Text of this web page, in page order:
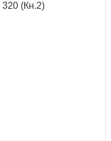
320 (Кн.2)